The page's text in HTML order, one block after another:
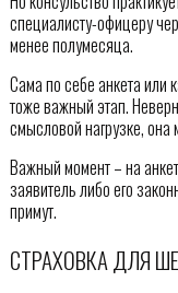
специалисту-офицеру
менее полумесяца.
Сама по себе анкета или
тоже важный этап.
смысловой нагрузке, она
Важный момент – на
заявитель либо его
примут.
СТРАХОВКА ДЛЯ